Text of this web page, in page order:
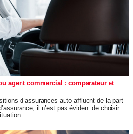
agent commercial : comparateur et
d’assurances auto affluent de la part
il n’est pas évident de choisir